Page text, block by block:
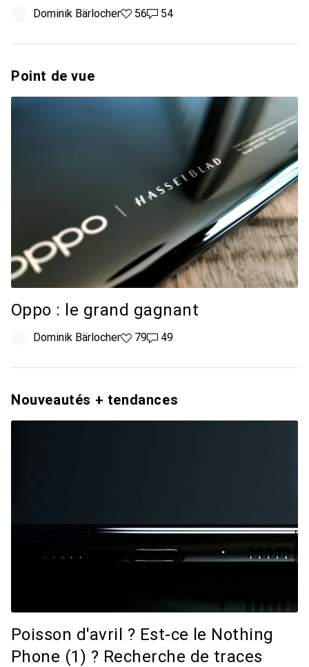
Dominik Bärlocher56 likes
5654 commentaires
54
Point de vue
Oppo : le grand gagnant
Dominik Bärlocher79 likes
7949 commentaires
49
Nouveautés + tendances
Poisson d'avril ? Est-ce le Nothing
Phone (1) ? Recherche de traces